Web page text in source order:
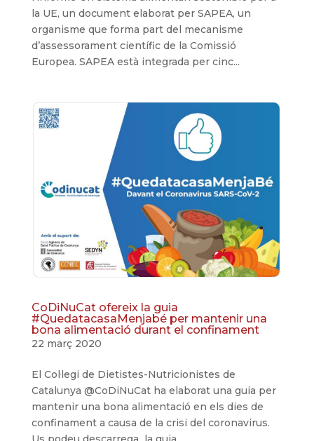
la UE, un document elaborat per SAPEA, un
organisme que forma part del mecanisme
d’assessorament científic de la Comissió
Europea. SAPEA està integrada per cinc...
CoDiNuCat ofereix la guia
#QuedatacasaMenjabé per mantenir una
bona alimentació durant el confinament
22 març 2020
El Col·legi de Dietistes-Nutricionistes de
Catalunya @CoDiNuCat ha elaborat una guia per
mantenir una bona alimentació en els dies de
confinament a causa de la crisi del coronavirus.